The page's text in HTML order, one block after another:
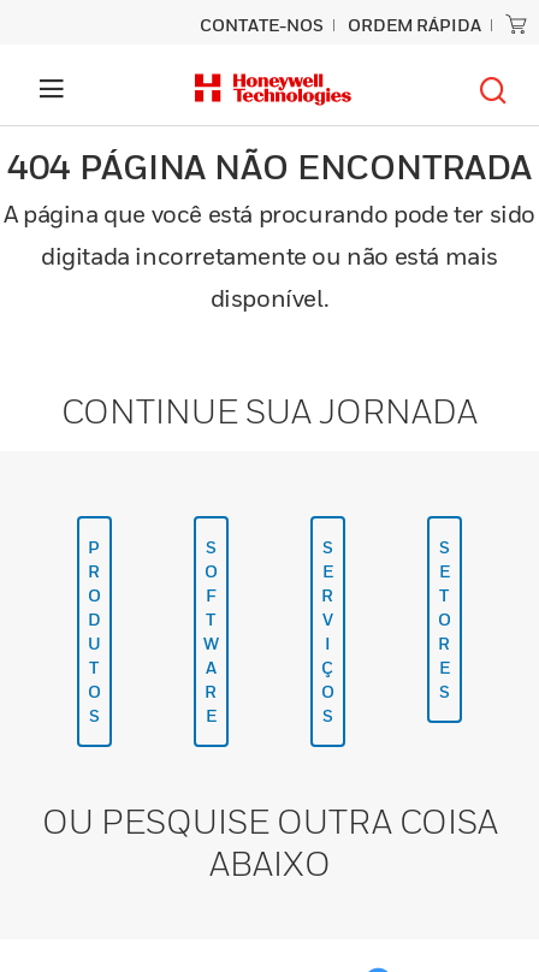
CONTATE-NOS ORDEM RÁPIDA
404 PÁGINA NÃO ENCONTRADA
A página que você está procurando pode ter sido
digitada incorretamente ou não está mais
disponível.
CONTINUE SUA JORNADA
P
R
O
D
U
T
O
S
S
O
F
T
W
A
R
E
S
E
R
V
I
Ç
O
S
S
E
T
O
R
E
S
OU PESQUISE OUTRA COISA
ABAIXO